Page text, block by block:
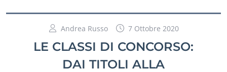
Andrea Russo 7 Ottobre 2020
LE CLASSI DI CONCORSO:
DAI TITOLI ALLA